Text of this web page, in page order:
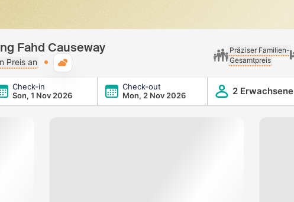
Fahd Causeway
Preis an
Präziser Familien-
Gesamtpreis
Check-in
Son, 1 Nov 2026
Check-out
Mon, 2 Nov 2026
2 Erwachsene